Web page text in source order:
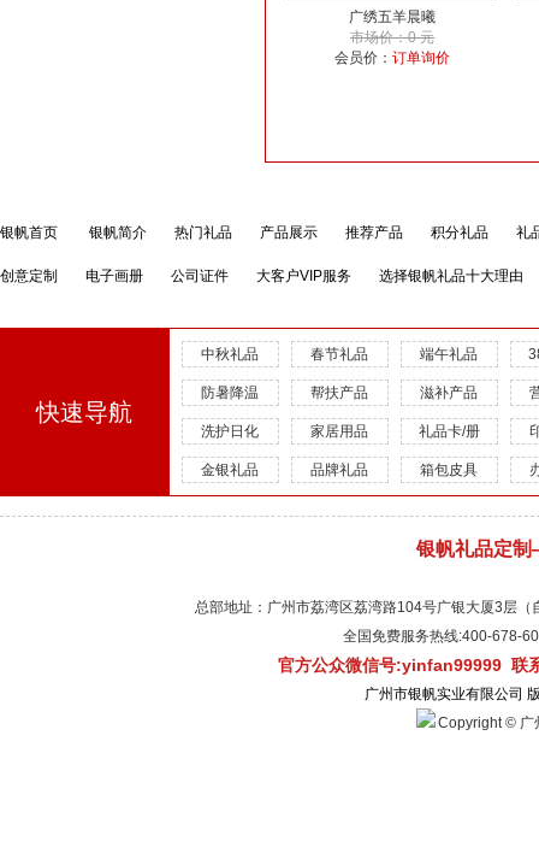
广绣五羊晨曦
市场价：0 元
会员价： 订单询价
银帆首页 银帆简介 热门礼品 产品展示 推荐产品 积分礼品 礼
创意定制 电子画册 公司证件 大客户VIP服务 选择银帆礼品十大理由
快速导航
中秋礼品 春节礼品 端午礼品
防暑降温 帮扶产品 滋补产品
洗护日化 家居用品 礼品卡/册
金银礼品 品牌礼品 箱包皮具
银帆礼品定
总部地址：广州市荔湾区荔湾路104号广银大厦3层
全国免费服务热线:400-
官方公众微信号:yinfan99999 联
广州市银帆实业有限公司
Copyright © 广